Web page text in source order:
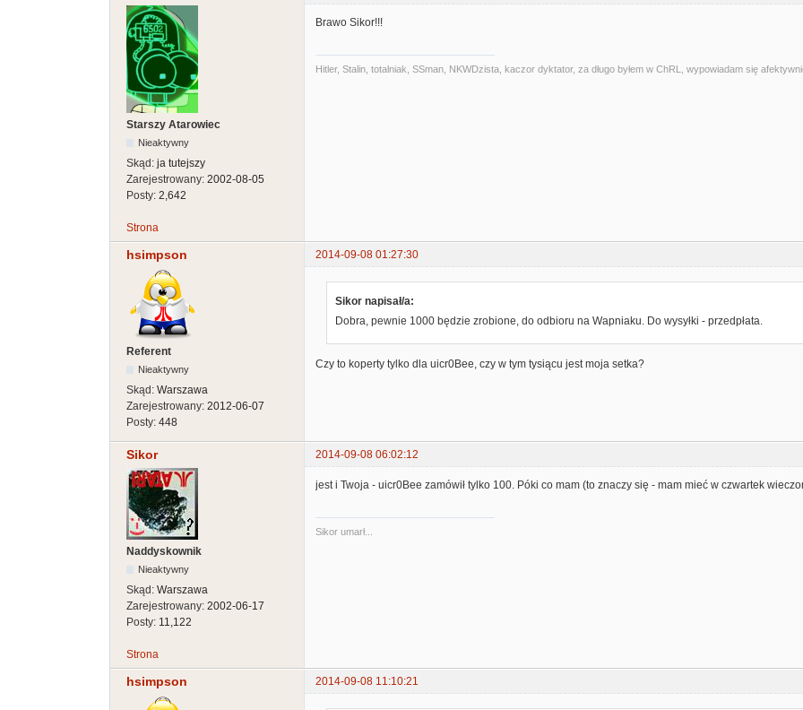
Starszy Atarowiec
Nieaktywny
Skąd: ja tutejszy
Zarejestrowany: 2002-08-05
Posty: 2,642
Brawo Sikor!!!
Hitler, Stalin, totalniak, SSman, NKWDzista, kaczor dyktator, za długo byłem w ChRL, wypowiadam się
Strona
hsimpson 2014-09-08 01:27:30
Referent
Nieaktywny
Skąd: Warszawa
Zarejestrowany: 2012-06-07
Posty: 448
Sikor napisał/a:
Dobra, pewnie 1000 będzie zrobione, do odbioru na Wapniaku. Do wysyłki - przedpłata.
Czy to koperty tylko dla uicr0Bee, czy w tym tysiącu jest moja setka?
Sikor 2014-09-08 06:02:12
Naddyskownik
Nieaktywny
Skąd: Warszawa
Zarejestrowany: 2002-06-17
Posty: 11,122
jest i Twoja - uicr0Bee zamówił tylko 100. Póki co mam (to znaczy się - mam mieć w czwartek
Sikor umarł...
Strona
hsimpson 2014-09-08 11:10:21